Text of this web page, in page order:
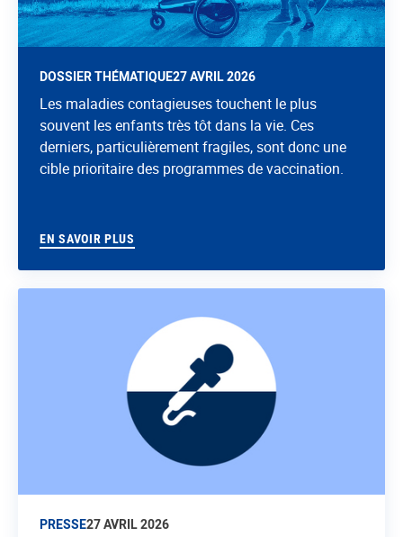
DOSSIER THÉMATIQUE27 AVRIL 2026
Les maladies contagieuses touchent le plus
souvent les enfants très tôt dans la vie. Ces
derniers, particulièrement fragiles, sont donc une
cible prioritaire des programmes de vaccination.
EN SAVOIR PLUS
PRESSE27 AVRIL 2026